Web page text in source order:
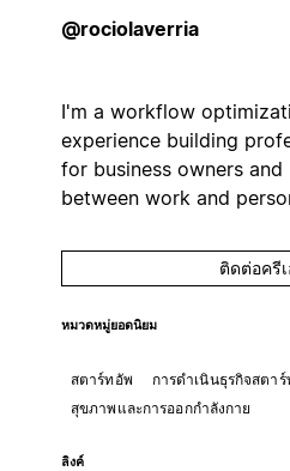
@rociolaverria
I'm a workflow
experience building
for business owners
between work and
ติดต่อครีเ
หมวดหมู่ยอดนิยม
สตาร์ทอัพ
การดำเนินธุรกิจสตา
สุขภาพและการออกกำลังกาย
ลิงค์